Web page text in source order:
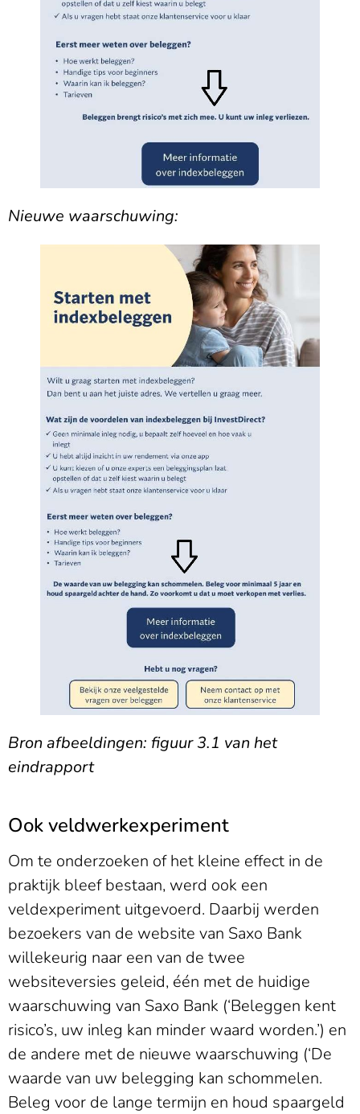
Nieuwe waarschuwing:
Bron afbeeldingen: figuur 3.1 van het
eindrapport
Ook veldwerkexperiment
Om te onderzoeken of het kleine effect in de
praktijk bleef bestaan, werd ook een
veldexperiment uitgevoerd. Daarbij werden
bezoekers van de website van Saxo Bank
willekeurig naar een van de twee
websiteversies geleid, één met de huidige
waarschuwing van Saxo Bank (‘Beleggen kent
risico’s, uw inleg kan minder waard worden.’) en
de andere met de nieuwe waarschuwing (‘De
waarde van uw belegging kan schommelen.
Beleg voor de lange termijn en houd spaargeld